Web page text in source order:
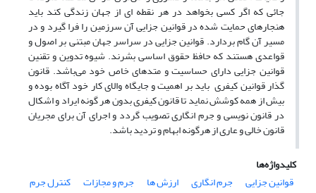
جائی که اگر کسی بخواهد در هر نقطه ای از جهان زندگی کند باید
هنجارهای حمایت شده در قوانین جزایی آن سرزمین را فرا گیرد و در
مسیر آن گام بردارد. قوانین جزایی در سراسر جهان مبتنی بر اصول و
قواعدی هستند که حافظ حقوق اساسی بشرند. شیوه تدوین و تقنین
قوانین جزایی دارای حساسیت و متدهای خاص خود می‌باشد. قانون
گذار قوانین کیفری باید بر اهمیت و جایگاه والای کار خود آگاه بوده و
بیش از همه کوشش نماید تا قانون کیفری بدون هر گونه ایراد و اشکال
در قانون نویسی و جرم انگاری تصویب گردد و اجرای آن برای مجریان
قانون خالی و عاری از هرگونه ابهام و تردید باشد.
کلیدواژه‌ها
قوانین جزایی
جرم انگاری ارزش ها جرم و مجازات کنترل جرم